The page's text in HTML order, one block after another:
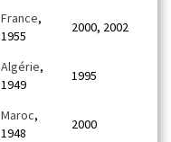
France,
1955
2000, 2002
Algérie,
1949
1995
Maroc,
1948
2000